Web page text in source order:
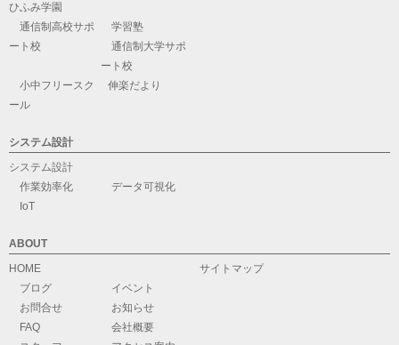
ひふみ学園
通信制高校サポ
ート校
学習塾
通信制大学サポ
ート校
小中フリースク
ール
伸楽だより
システム設計
システム設計
作業効率化
データ可視化
IoT
ABOUT
HOME
ブログ
イベント
お問合せ
お知らせ
FAQ
会社概要
サイトマップ